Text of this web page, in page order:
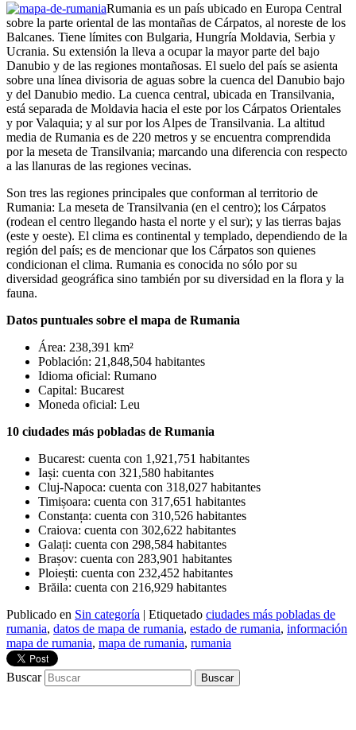
Rumania es un país ubicado en Europa Central
sobre la parte oriental de las montañas de Cárpatos, al noreste de los
Balcanes. Tiene límites con Bulgaria, Hungría Moldavia, Serbia y
Ucrania. Su extensión la lleva a ocupar la mayor parte del bajo
Danubio y de las regiones montañosas. El suelo del país se asienta
sobre una línea divisoria de aguas sobre la cuenca del Danubio bajo
y del Danubio medio. La cuenca central, ubicada en Transilvania,
está separada de Moldavia hacia el este por los Cárpatos Orientales
y por Valaquia; y al sur por los Alpes de Transilvania. La altitud
media de Rumania es de 220 metros y se encuentra comprendida
por la meseta de Transilvania; marcando una diferencia con respecto
a las llanuras de las regiones vecinas.
Son tres las regiones principales que conforman al territorio de
Rumania: La meseta de Transilvania (en el centro); los Cárpatos
(rodean el centro llegando hasta el norte y el sur); y las tierras bajas
(este y oeste). El clima es continental y templado, dependiendo de la
región del país; es de mencionar que los Cárpatos son quienes
condicionan el clima. Rumania es conocida no sólo por su
diversidad geográfica sino también por su diversidad en la flora y la
fauna.
Datos puntuales sobre el mapa de Rumania
Área: 238,391 km²
Población: 21,848,504 habitantes
Idioma oficial: Rumano
Capital: Bucarest
Moneda oficial: Leu
10 ciudades más pobladas de Rumania
Bucarest: cuenta con 1,921,751 habitantes
Iași: cuenta con 321,580 habitantes
Cluj-Napoca: cuenta con 318,027 habitantes
Timișoara: cuenta con 317,651 habitantes
Constanța: cuenta con 310,526 habitantes
Craiova: cuenta con 302,622 habitantes
Galați: cuenta con 298,584 habitantes
Brașov: cuenta con 283,901 habitantes
Ploiești: cuenta con 232,452 habitantes
Brăila: cuenta con 216,929 habitantes
Publicado en Sin categoría | Etiquetado ciudades más pobladas de
rumania, datos de mapa de rumania, estado de rumania, información
mapa de rumania, mapa de rumania, rumania
Buscar